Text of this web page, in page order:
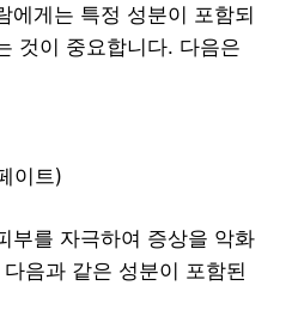
에게는 특정 성분이 포함되
것이 중요합니다. 다음은
이트)
부를 자극하여 증상을 악화
음과 같은 성분이 포함된